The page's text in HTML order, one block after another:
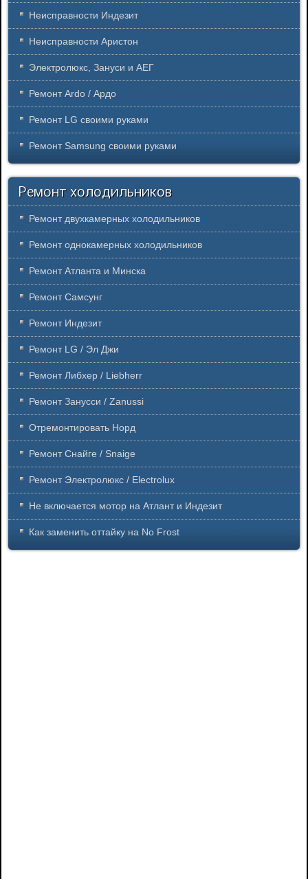
Неисправности Индезит
Неисправности Аристон
Электролюкс, Зануси и АЕГ
Ремонт Ardo / Ардо
Ремонт LG своими руками
Ремонт Samsung своими руками
Ремонт холодильников
Ремонт двухкамерных холодильников
Ремонт однокамерных холодильников
Ремонт Атланта и Минска
Ремонт Самсунг
Ремонт Индезит
Ремонт LG / Эл Джи
Ремонт Либхер / Liebherr
Ремонт Занусси / Zanussi
Отремонтировать Норд
Ремонт Снайге / Snaige
Ремонт Электролюкс / Electrolux
Не включается мотор на Атлант и Индезит
Как заменить оттайку на No Frost